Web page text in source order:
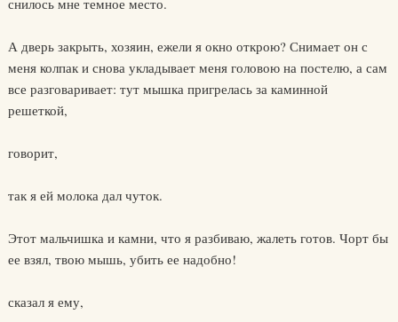
снилось мне темное место.
А дверь закрыть, хозяин, ежели я окно открою? Снимает он с
меня колпак и снова укладывает меня головою на постелю, а сам
все разговаривает: тут мышка пригрелась за каминной
решеткой,
говорит,
так я ей молока дал чуток.
Этот мальчишка и камни, что я разбиваю, жалеть готов. Чорт бы
ее взял, твою мышь, убить ее надобно!
сказал я ему,